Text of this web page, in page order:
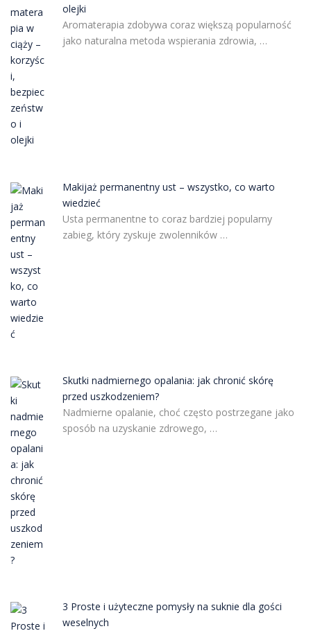
olejki
Aromaterapia zdobywa coraz większą popularność
jako naturalna metoda wspierania zdrowia, …
Makijaż permanentny ust – wszystko, co warto
wiedzieć
Usta permanentne to coraz bardziej popularny
zabieg, który zyskuje zwolenników …
Skutki nadmiernego opalania: jak chronić skórę
przed uszkodzeniem?
Nadmierne opalanie, choć często postrzegane jako
sposób na uzyskanie zdrowego, …
3 Proste i użyteczne pomysły na suknie dla gości
weselnych